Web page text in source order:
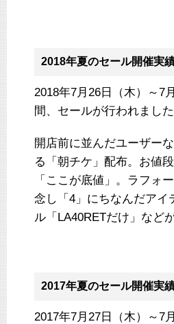
2018年夏のセール開催実
2018年7月26日（木）～7
間、セールが行われました
開店前に並んだユーザー
る「朝チケ」配布。お値
「ここが底値」。ラフォ
念し「4」にちなんだアイ
ル「LA40RETだけ」など
2017年夏のセール開催実
2017年7月27日（木）～7